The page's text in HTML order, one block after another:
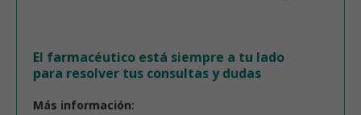
El farmacéutico está siempre a tu lado
para resolver tus consultas y dudas
Más información: